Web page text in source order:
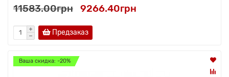
11583.00грн 9266.40грн
Предзаказ
Ваша скидка: -20%